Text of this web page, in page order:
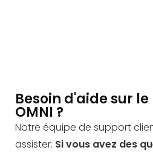
Besoin d'aide sur le
OMNI ?
Notre équipe de support
assister. Si vous avez des